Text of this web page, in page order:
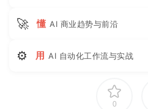
🚀 懂 AI 商业趋势与前沿
⚙ 用 AI 自动化工作流与实战
0